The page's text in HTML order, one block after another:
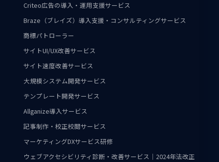
Criteo広告の導入・運用支援サービス
Braze（ブレイズ）導入支援・コンサルティングサービス
商標パトローラー
サイトUI/UX改善サービス
サイト速度改善サービス
大規模システム開発サービス
テンプレート開発サービス
Allganize導入サービス
記事制作・校正校閲サービス
マーケティングDXサービス研修
ウェブアクセシビリティ診断・改善サービス｜2024年法改正